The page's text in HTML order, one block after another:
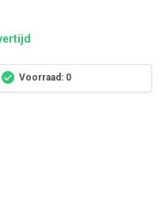
Voorraad: 0